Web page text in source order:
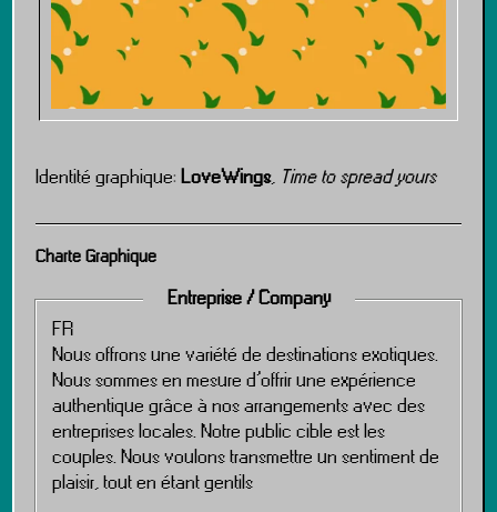
Identité graphique:LoveWings, Time to spread yours
Charte Graphique
Entreprise / Company
FR
Nous offrons une variété de destinations exotiques.
Nous sommes en mesure d’offrir une expérience
authentique grâce à nos arrangements avec des
entreprises locales. Notre public cible est les
couples. Nous voulons transmettre un sentiment de
plaisir, tout en étant gentils